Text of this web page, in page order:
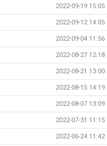
2022-09-19 15:05
2022-09-12 14:05
2022-09-04 11:56
2022-08-27 12:18
2022-08-21 13:00
2022-08-15 14:19
2022-08-07 13:09
2022-07-31 11:15
2022-06-24 11:42